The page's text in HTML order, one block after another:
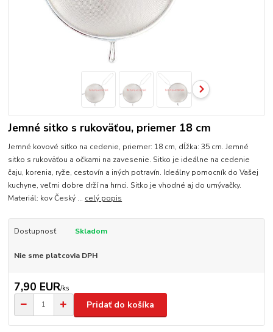
Jemné sitko s rukoväťou, priemer 18 cm
Jemné kovové sitko na cedenie, priemer: 18 cm, dĺžka: 35 cm. Jemné
sitko s rukoväťou a očkami na zavesenie. Sitko je ideálne na cedenie
čaju, korenia, ryže, cestovín a iných potravín. Ideálny pomocník do Vašej
kuchyne, veľmi dobre drží na hrnci. Sitko je vhodné aj do umývačky.
Materiál: kov Český ... celý popis
Dostupnosť Skladom
Nie sme platcovia DPH
7,90 EUR/ks
Pridať do košíka